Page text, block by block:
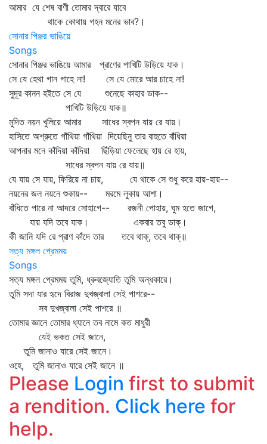
আমার যে শেষ বাণী তোমার দ্বারে যাবে
থাকে কোথায় গহন মনের ভাব?।
সোনার পিঞ্জর ভাঙিয়ে
Songs
সোনার পিঞ্জর ভাঙিয়ে আমার প্রাণের পাখিটি উড়িয়ে যাক।
সে যে হেথা গান গাহে না! সে যে মোরে আর চাহে না!
সুদূর কানন হইতে সে যে শুনেছে কাহার ডাক--
পাখিটি উড়িয়ে যাক॥
মুদিত নয়ন খুলিয়ে আমার সাধের স্বপন যায় রে যায়।
হাসিতে অশ্রুতে গাঁথিয়া গাঁথিয়া দিয়েছিনু তার বাহুতে বাঁধিয়া
আপনার মনে কাঁদিয়া কাঁদিয়া ছিঁড়িয়া ফেলেছে হায় রে হায়,
সাধের স্বপন যায় রে যায়॥
যে যায় সে যায়, ফিরিয়ে না চায়, যে থাকে সে শুধু করে হায়-হায়--
নয়নের জল নয়নে শুকায়-- মরমে লুকায় আশা।
বাঁধিতে পারে না আদরে সোহাগে-- রজনী পোহায়, ঘুম হতে জাগে,
যায় যদি তবে যাক। একবার তবু ডাক্‌।
কী জানি যদি রে প্রাণ কাঁদে তার তবে থাক্‌, তবে থাক্‌॥
সত্য মঙ্গল প্রেমময়
Songs
সত্য মঙ্গল প্রেমময় তুমি, ধ্রুবজ্যোতি তুমি অন্ধকারে।
তুমি সদা যার হৃদে বিরাজ দুখজ্বালা সেই পাশরে--
সব দুখজ্বালা সেই পাশরে ॥
তোমার জ্ঞানে তোমার ধ্যানে তব নামে কত মাধুরী
যেই ভকত সেই জানে,
তুমি জানাও যারে সেই জানে।
ওহে, তুমি জানাও যারে সেই জানে ॥
Please Login first to submit
a rendition. Click here for
help.